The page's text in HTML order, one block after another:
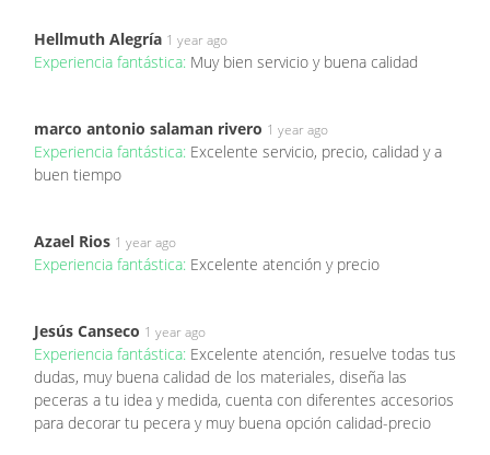
Hellmuth Alegría 1 year ago
Experiencia fantástica: Muy bien servicio y buena calidad
marco antonio salaman rivero 1 year ago
Experiencia fantástica: Excelente servicio, precio, calidad y a
buen tiempo
Azael Rios 1 year ago
Experiencia fantástica: Excelente atención y precio
Jesús Canseco 1 year ago
Experiencia fantástica: Excelente atención, resuelve todas tus
dudas, muy buena calidad de los materiales, diseña las
peceras a tu idea y medida, cuenta con diferentes accesorios
para decorar tu pecera y muy buena opción calidad-precio